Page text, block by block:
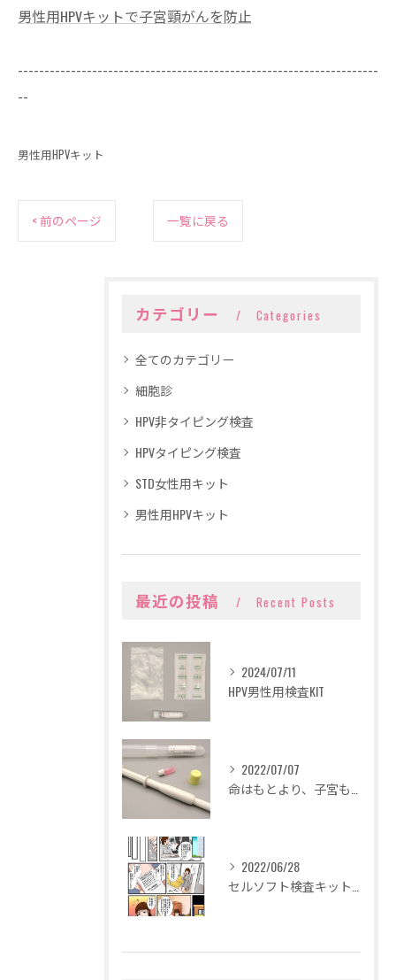
男性用HPVキットで子宮頸がんを防止
--------------------------------------------------------------------
--
男性用HPVキット
< 前のページ 一覧に戻る
カテゴリー Categories
全てのカテゴリー
細胞診
HPV非タイピング検査
HPVタイピング検査
STD女性用キット
男性用HPVキット
最近の投稿 Recent Posts
2024/07/11
HPV男性用検査KIT
2022/07/07
2022/06/28